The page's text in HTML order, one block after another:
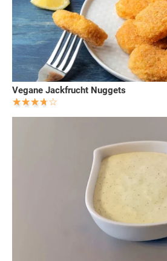
Vegane Jackfrucht Nuggets